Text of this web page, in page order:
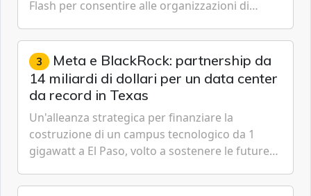
Flash per consentire alle organizzazioni di
gestione continua del rischio.
3 Meta e BlackRock: partnership da
14 miliardi di dollari per un data center
da record in Texas
Un'alleanza strategica per finanziare la
costruzione di un campus tecnologico da 1
gigawatt a El Paso, volto a sostenere le future
artificiale dell'azienda di Mark Zuckerberg.